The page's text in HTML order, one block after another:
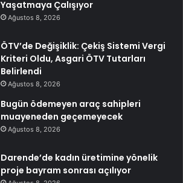
Yaşatmaya Çalışıyor
Ağustos 8, 2026
ÖTV’de Değişiklik: Çekiş Sistemi Vergi
Kriteri Oldu, Asgari ÖTV Tutarları
Belirlendi
Ağustos 8, 2026
Bugün ödemeyen araç sahipleri
muayeneden geçemeyecek
Ağustos 8, 2026
Darende’de kadın üretimine yönelik
proje bayram sonrası açılıyor